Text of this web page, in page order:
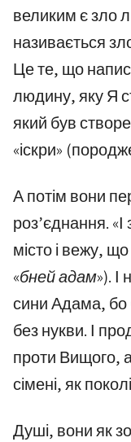
великим є зло
називається
Це те, що
людину, яку Я
який був
«іскри»
А потім вони
роз’єднання.
місто і вежу,
«бней адам»). І
сини Адама, бо
без нукви. І
проти Вищого,
сімені, як
Душі, вони як